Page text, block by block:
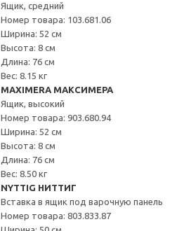
Ящик, средний
Номер товара: 103.681.06
Ширина: 52 см
Высота: 8 см
Длина: 76 см
Вес: 8.15 кг
MAXIMERA МАКСИМЕРА
Ящик, высокий
Номер товара: 903.680.94
Ширина: 52 см
Высота: 8 см
Длина: 76 см
Вес: 8.50 кг
NYTTIG НИТТИГ
Вставка в ящик под варочную панель
Номер товара: 803.833.87